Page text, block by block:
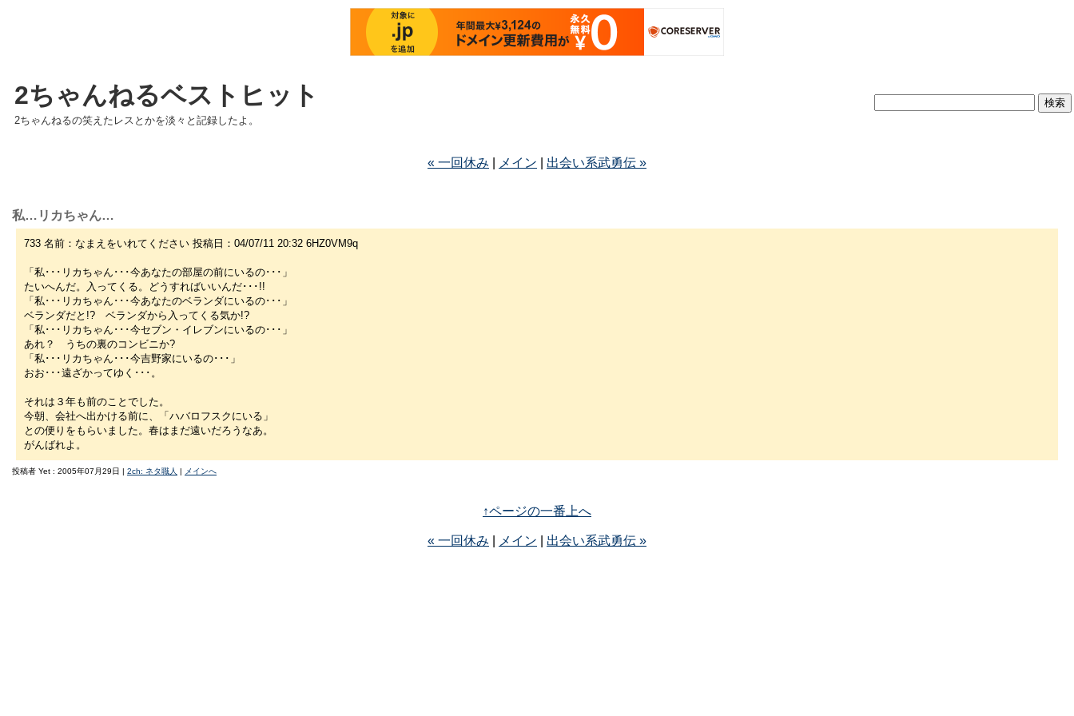
2ちゃんねるベストヒット
2ちゃんねるの笑えたレスとかを淡々と記録したよ。
« 一回休み メイン 出会い系武勇伝 »
私…リカちゃん…
733 名前：なまえをいれてください 投稿日：04/07/11 20:32 6HZ0VM9q
「私･･･リカちゃん･･･今あなたの部屋の前にいるの･･･」
たいへんだ。入ってくる。どうすればいいんだ･･･!!
「私･･･リカちゃん･･･今あなたのベランダにいるの･･･」
ベランダだと!? ベランダから入ってくる気か!?
「私･･･リカちゃん･･･今セブン・イレブンにいるの･･･」
あれ？ うちの裏のコンビニか?
「私･･･リカちゃん･･･今吉野家にいるの･･･」
おお･･･遠ざかってゆく･･･。
それは３年も前のことでした。
今朝、会社へ出かける前に、「ハバロフスクにいる」
との便りをもらいました。春はまだ遠いだろうなあ。
がんばれよ。
投稿者 Yet : 2005年07月29日 | 2ch: ネタ職人 | メインへ
↑ページの一番上へ
« 一回休み メイン 出会い系武勇伝 »